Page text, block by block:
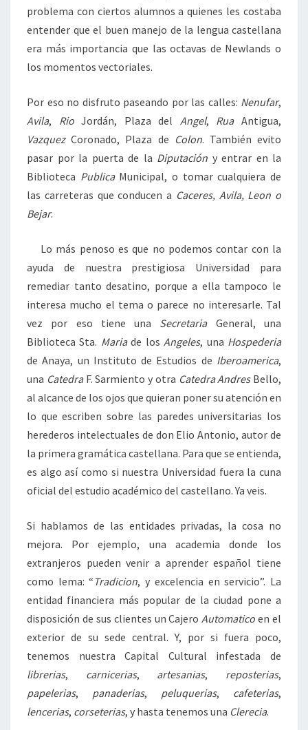
problema con ciertos alumnos a quienes les costaba
entender que el buen manejo de la lengua castellana
era más importancia que las octavas de Newlands o
los momentos vectoriales.
Por eso no disfruto paseando por las calles: Nenufar,
Avila, RioJordán, Plaza del Angel, RuaAntigua,
VazquezCoronado, Plaza de Colon. También evito
pasar por la puerta de la Diputación y entrar en la
Biblioteca PublicaMunicipal, o tomar cualquiera de
las carreteras que conducen a Caceres, Avila, Leon o
Bejar.
Lo más penoso es que no podemos contar con la
ayuda de nuestra prestigiosa Universidad para
remediar tanto desatino, porque a ella tampoco le
interesa mucho el tema o parece no interesarle. Tal
vez por eso tiene una SecretariaGeneral, una
Biblioteca Sta. Mariade losAngeles, una Hospederia
de Anaya, un Instituto de Estudios de Iberoamerica,
una CatedraF. Sarmiento y otra CatedraAndresBello,
al alcance de los ojos que quieran poner su atención en
lo que escriben sobre las paredes universitarias los
herederos intelectuales de don Elio Antonio, autor de
la primera gramática castellana. Para que se entienda,
es algo así como si nuestra Universidad fuera la cuna
oficial del estudio académico del castellano. Ya veis.
Si hablamos de las entidades privadas, la cosa no
mejora. Por ejemplo, una academia donde los
extranjeros pueden venir a aprender español tiene
como lema: “ Tradicion, y excelencia en servicio”. La
entidad financiera más popular de la ciudad pone a
disposición de sus clientes un CajeroAutomatico en el
exterior de su sede central. Y, por si fuera poco,
tenemos nuestra Capital Cultural infestada de
librerias, carnicerias, artesanias, reposterias,
papelerias, panaderias, peluquerias, cafeterias,
lencerias, corseterias, y hasta tenemos una Clerecia.